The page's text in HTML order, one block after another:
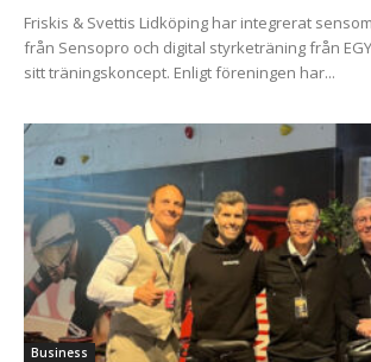
Friskis & Svettis Lidköping har integrerat
från Sensopro och digital styrketräning från
sitt träningskoncept. Enligt föreningen har...
Business